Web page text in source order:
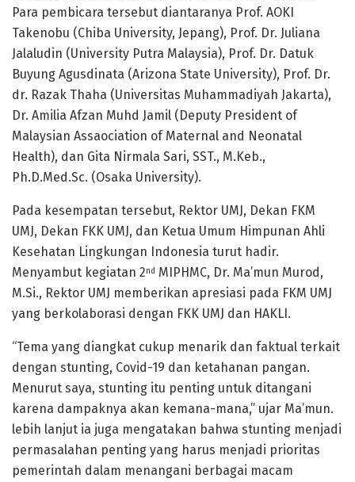
Para pembicara tersebut diantaranya Prof. AOKI
Takenobu (Chiba University, Jepang), Prof. Dr. Juliana
Jalaludin (University Putra Malaysia), Prof. Dr. Datuk
Buyung Agusdinata (Arizona State University), Prof. Dr.
dr. Razak Thaha (Universitas Muhammadiyah Jakarta),
Dr. Amilia Afzan Muhd Jamil (Deputy President of
Malaysian Assaociation of Maternal and Neonatal
Health), dan Gita Nirmala Sari, SST., M.Keb.,
Ph.D.Med.Sc. (Osaka University).
Pada kesempatan tersebut, Rektor UMJ, Dekan FKM
UMJ, Dekan FKK UMJ, dan Ketua Umum Himpunan Ahli
Kesehatan Lingkungan Indonesia turut hadir.
Menyambut kegiatan 2nd MIPHMC, Dr. Ma’mun Murod,
M.Si., Rektor UMJ memberikan apresiasi pada FKM UMJ
yang berkolaborasi dengan FKK UMJ dan HAKLI.
“Tema yang diangkat cukup menarik dan faktual terkait
dengan stunting, Covid-19 dan ketahanan pangan.
Menurut saya, stunting itu penting untuk ditangani
karena dampaknya akan kemana-mana,” ujar Ma’mun.
lebih lanjut ia juga mengatakan bahwa stunting menjadi
permasalahan penting yang harus menjadi prioritas
pemerintah dalam menangani berbagai macam